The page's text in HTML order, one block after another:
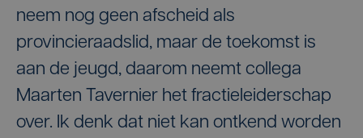
neem nog geen afscheid als
provincieraadslid, maar de toekomst is
aan de jeugd, daarom neemt collega
Maarten Tavernier het fractieleiderschap
over. Ik denk dat niet kan ontkend worden